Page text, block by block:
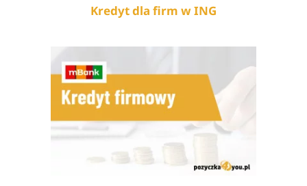
Kredyt dla firm w ING